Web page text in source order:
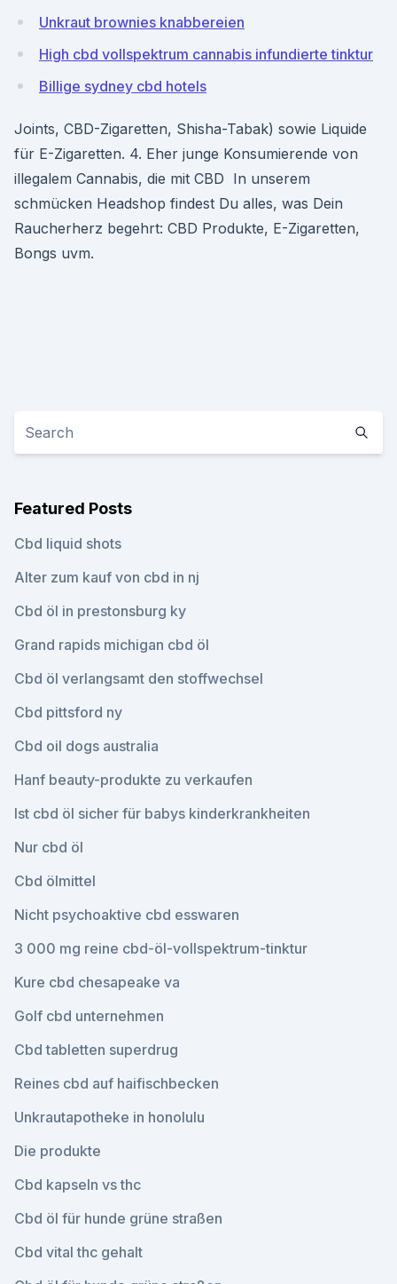
Unkraut brownies knabbereien
High cbd vollspektrum cannabis infundierte tinktur
Billige sydney cbd hotels
Joints, CBD-Zigaretten, Shisha-Tabak) sowie Liquide
für E-Zigaretten. 4. Eher junge Konsumierende von
illegalem Cannabis, die mit CBD In unserem
schmücken Headshop findest Du alles, was Dein
Raucherherz begehrt: CBD Produkte, E-Zigaretten,
Bongs uvm.
Featured Posts
Cbd liquid shots
Alter zum kauf von cbd in nj
Cbd öl in prestonsburg ky
Grand rapids michigan cbd öl
Cbd öl verlangsamt den stoffwechsel
Cbd pittsford ny
Cbd oil dogs australia
Hanf beauty-produkte zu verkaufen
Ist cbd öl sicher für babys kinderkrankheiten
Nur cbd öl
Cbd ölmittel
Nicht psychoaktive cbd esswaren
3 000 mg reine cbd-öl-vollspektrum-tinktur
Kure cbd chesapeake va
Golf cbd unternehmen
Cbd tabletten superdrug
Reines cbd auf haifischbecken
Unkrautapotheke in honolulu
Die produkte
Cbd kapseln vs thc
Cbd öl für hunde grüne straßen
Cbd vital thc gehalt